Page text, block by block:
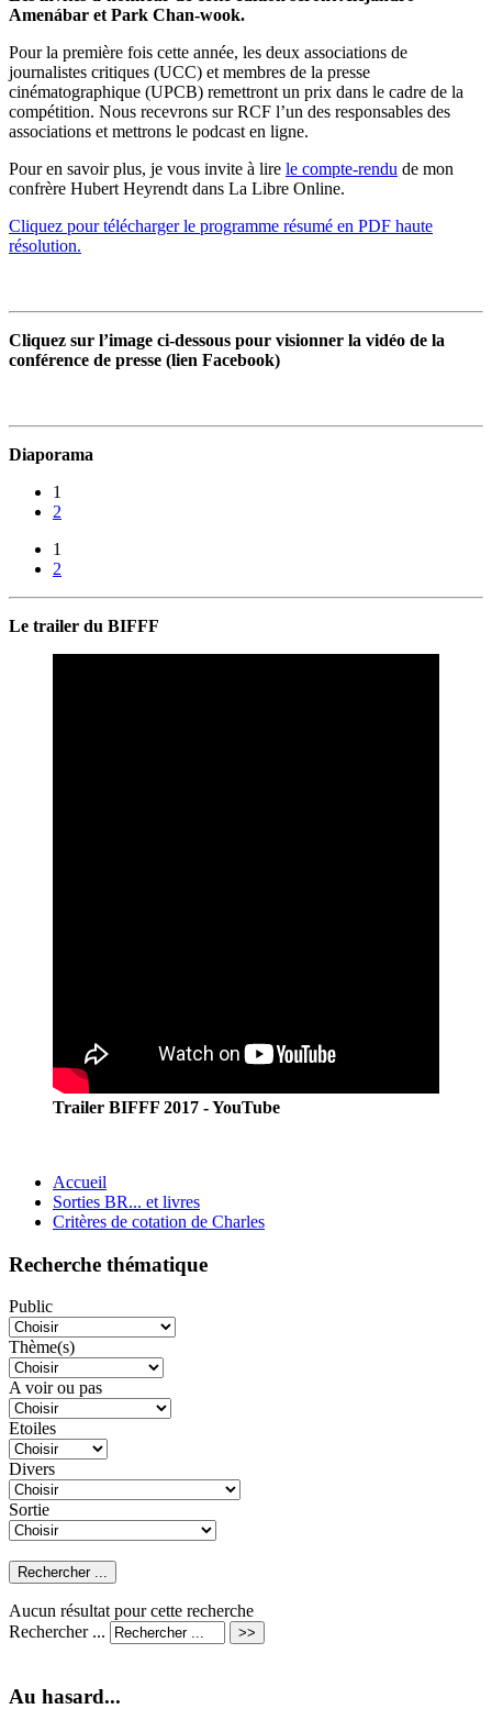
Amenábar et Park Chan-wook.
Pour la première fois cette année, les deux associations de
journalistes critiques (UCC) et membres de la presse
cinématographique (UPCB) remettront un prix dans le cadre de la
compétition. Nous recevrons sur RCF l’un des responsables des
associations et mettrons le podcast en ligne.
Pour en savoir plus, je vous invite à lire le compte-rendu de mon
confrère Hubert Heyrendt dans La Libre Online.
Cliquez pour télécharger le programme résumé en PDF haute
résolution.
Cliquez sur l’image ci-dessous pour visionner la vidéo de la
conférence de presse (lien Facebook)
Diaporama
1
2
1
2
Le trailer du BIFFF
Trailer BIFFF 2017 - YouTube
Accueil
Sorties BR... et livres
Critères de cotation de Charles
Recherche thématique
Public
Thème(s)
A voir ou pas
Etoiles
Divers
Sortie
Aucun résultat pour cette recherche
Rechercher ...
Au hasard...